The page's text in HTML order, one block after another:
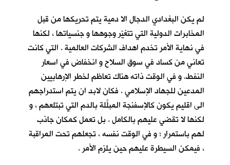
لم يكن البغدادي الدجال الا دمية يتم تحريكها من قبل
المخابرات الدولية التي تتغيّر وجوهها و جنسياتها ، لكنها
في نهاية الأمر تخدم اهداف الشركات العالمية . التي كانت
تعاني من كساد في سوق السلاح و انخفاض في اسعار
النفط. و في الوقت ذاته هناك تعاظم لخطر الإرهابيين
المدعين للجهاد الإسلامي . فكان لابد ان يتم استدراجهم
الى اقليم يكون كالإسفنجة المبلَّلة بالدم التي تبتلعهم ، و
لكنها لا تقضي عليهم بالكامل . بل تعمل كمكان جاذب
لهم باستمرار ؛ و في الوقت نفسه ، تجعلهم تحت المراقبة
، فيمكن السيطرة عليهم حين يلزم الأمر .